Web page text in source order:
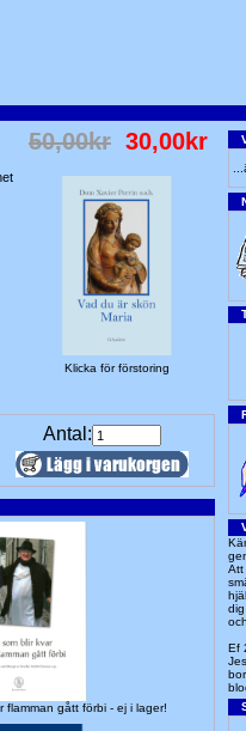
50,00kr 30,00kr
Klicka för förstoring
Antal:
flamman gått förbi - ej i lager!
Att
Ef